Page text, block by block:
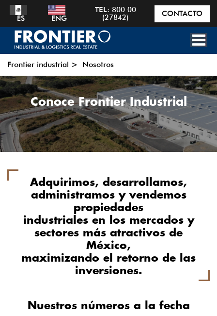
ES ENG
TEL: 800 00
(27842)
CONTACTO
Frontier industrial > Nosotros
Conoce Frontier Industrial
Adquirimos, desarrollamos,
administramos y vendemos
propiedades
industriales en los mercados y
sectores más atractivos de
México,
maximizando el retorno de las
inversiones.
Nuestros números a la fecha